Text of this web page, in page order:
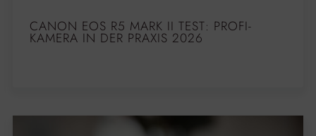
CANON EOS R5 MARK II TEST: PROFI-
KAMERA IN DER PRAXIS 2026